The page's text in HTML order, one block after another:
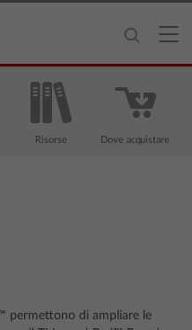
Risorse Dove acquistare
permettono di ampliare le